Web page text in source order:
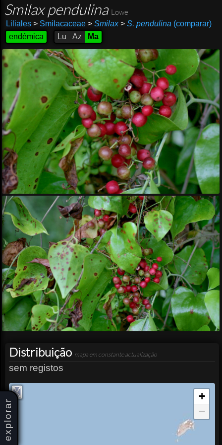
explorar
Smilax pendulina Lowe
Liliales >Smilacaceae > Smilax > S. pendulina (comparar)
endémica
Lu Az Ma
Distribuição mapa em constante actualização
sem registos
+
−